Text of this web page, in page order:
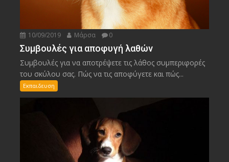
10/09/2019 Μάρσα 0
Συμβουλές για αποφυγή λαθών
Συμβουλές για να αποτρέψετε τις λάθος συμπεριφορές
του σκύλου σας. Πώς να τις αποφύγετε και πώς...
Εκπαιδευση